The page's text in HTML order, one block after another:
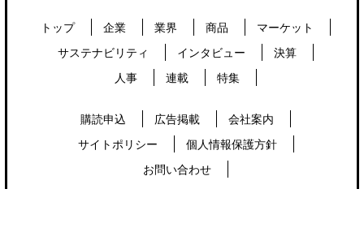
トップ 企業 業界 商品
マーケット
サステナビリティ
インタビュー
決算
人事
連載 特集
購読申込 広告掲載
会社案内
サイトポリシー
個人情報保護方針
お問い合わせ